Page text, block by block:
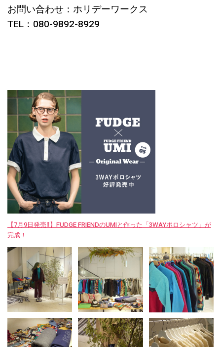
お問い合わせ：ホリデーワークス
TEL：080-9892-8929
【7月9日発売‼︎】FUDGE FRIENDのUMIと作った「3WAYポロシャツ」が
完成！